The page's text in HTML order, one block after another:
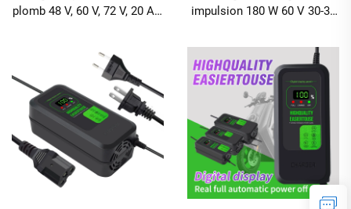
plomb 48 V, 60 V, 72 V, 20 Ah,
vélos électriques et deux-
roues
impulsion 180 W 60 V 30-32
numérique, pour voiture et
vélo électriques, batterie au
plomb, avec ports CA/CC